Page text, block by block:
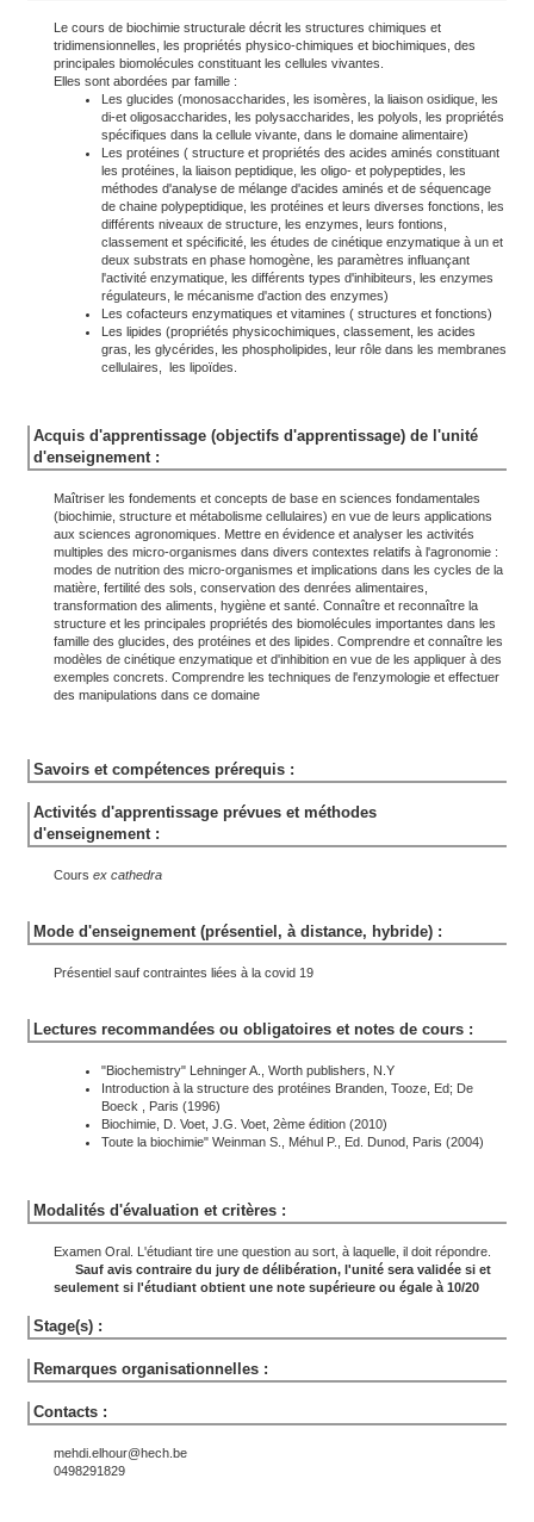
Le cours de biochimie structurale décrit les structures chimiques et
tridimensionnelles, les propriétés physico-chimiques et biochimiques, des
principales biomolécules constituant les cellules vivantes.
Elles sont abordées par famille :
Les glucides (monosaccharides, les isomères, la liaison osidique, les
di-et oligosaccharides, les polysaccharides, les polyols, les propriétés
spécifiques dans la cellule vivante, dans le domaine alimentaire)
Les protéines ( structure et propriétés des acides aminés constituant
les protéines, la liaison peptidique, les oligo- et polypeptides, les
méthodes d'analyse de mélange d'acides aminés et de séquencage
de chaine polypeptidique, les protéines et leurs diverses fonctions, les
différents niveaux de structure, les enzymes, leurs fontions,
classement et spécificité, les études de cinétique enzymatique à un et
deux substrats en phase homogène, les paramètres influançant
l'activité enzymatique, les différents types d'inhibiteurs, les enzymes
régulateurs, le mécanisme d'action des enzymes)
Les cofacteurs enzymatiques et vitamines ( structures et fonctions)
Les lipides (propriétés physicochimiques, classement, les acides
gras, les glycérides, les phospholipides, leur rôle dans les membranes
cellulaires, les lipoïdes.
Acquis d'apprentissage (objectifs d'apprentissage) de l'unité
d'enseignement :
Maîtriser les fondements et concepts de base en sciences fondamentales
(biochimie, structure et métabolisme cellulaires) en vue de leurs applications
aux sciences agronomiques. Mettre en évidence et analyser les activités
multiples des micro-organismes dans divers contextes relatifs à l'agronomie :
modes de nutrition des micro-organismes et implications dans les cycles de la
matière, fertilité des sols, conservation des denrées alimentaires,
transformation des aliments, hygiène et santé. Connaître et reconnaître la
structure et les principales propriétés des biomolécules importantes dans les
famille des glucides, des protéines et des lipides. Comprendre et connaître les
modèles de cinétique enzymatique et d'inhibition en vue de les appliquer à des
exemples concrets. Comprendre les techniques de l'enzymologie et effectuer
des manipulations dans ce domaine
Savoirs et compétences prérequis :
Activités d'apprentissage prévues et méthodes
d'enseignement :
Cours ex cathedra
Mode d'enseignement (présentiel, à distance, hybride) :
Présentiel sauf contraintes liées à la covid 19
Lectures recommandées ou obligatoires et notes de cours :
"Biochemistry" Lehninger A., Worth publishers, N.Y
Introduction à la structure des protéines Branden, Tooze, Ed; De
Boeck , Paris (1996)
Biochimie, D. Voet, J.G. Voet, 2ème édition (2010)
Toute la biochimie" Weinman S., Méhul P., Ed. Dunod, Paris (2004)
Modalités d'évaluation et critères :
Examen Oral. L'étudiant tire une question au sort, à laquelle, il doit répondre.
Sauf avis contraire du jury de délibération, l'unité sera validée si et
seulement si l'étudiant obtient une note supérieure ou égale à 10/20
Stage(s) :
Remarques organisationnelles :
Contacts :
mehdi.elhour@hech.be
0498291829